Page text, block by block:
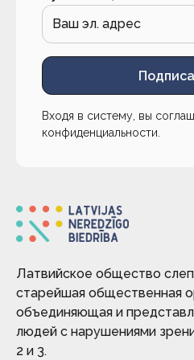
Входя в систему, вы
конфиденциальности
Латвийское общество
старейшая общественная
объединяющая и
людей с нарушениями
2 и 3.